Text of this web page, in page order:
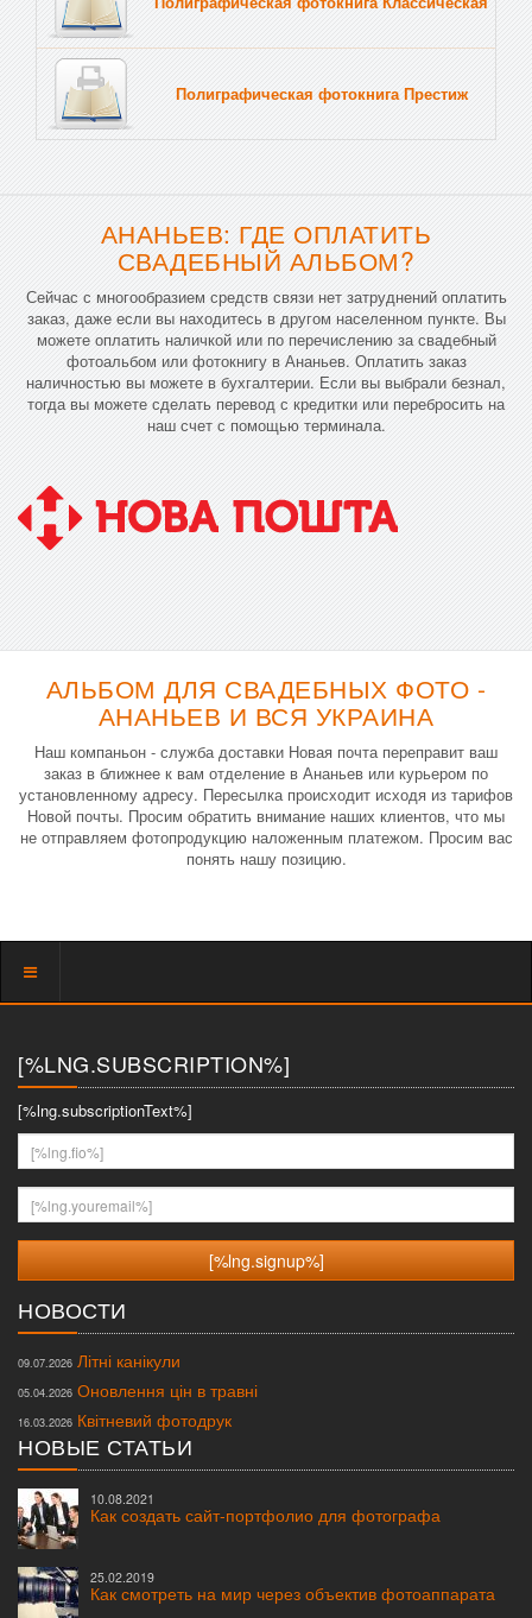
Полиграфическая фотокнига Престиж
АНАНЬЕВ: ГДЕ ОПЛАТИТЬ
СВАДЕБНЫЙ АЛЬБОМ?
Сейчас с многообразием средств связи нет затруднений оплатить
заказ, даже если вы находитесь в другом населенном пункте. Вы
можете оплатить наличкой или по перечислению за свадебный
фотоальбом или фотокнигу в Ананьев. Оплатить заказ
наличностью вы можете в бухгалтерии. Если вы выбрали безнал,
тогда вы можете сделать перевод с кредитки или перебросить на
наш счет с помощью терминала.
АЛЬБОМ ДЛЯ СВАДЕБНЫХ ФОТО -
АНАНЬЕВ И ВСЯ УКРАИНА
Наш компаньон - служба доставки Новая почта переправит ваш
заказ в ближнее к вам отделение в Ананьев или курьером по
установленному адресу. Пересылка происходит исходя из тарифов
Новой почты. Просим обратить внимание наших клиентов, что мы
не отправляем фотопродукцию наложенным платежом. Просим вас
понять нашу позицию.
Показать
[%LNG.SUBSCRIPTION%]
[%lng.subscriptionText%]
[%lng.fio%]
[%lng.youremail%]
НОВОСТИ
09.07.2026 Літні канікули
05.04.2026 Оновлення цін в травні
16.03.2026 Квітневий фотодрук
НОВЫЕ СТАТЬИ
10.08.2021
Как создать сайт-портфолио для фотографа
25.02.2019
Как смотреть на мир через объектив фотоаппарата